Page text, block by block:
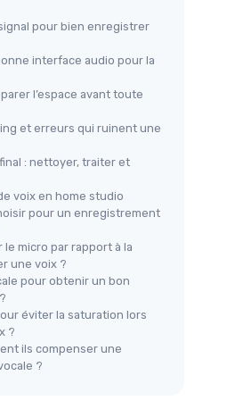
pour bien enregistrer
interface audio pour la
l’espace avant toute
et erreurs qui ruinent une
: nettoyer, traiter et
voix en home studio
pour un enregistrement
micro par rapport à la
une voix ?
pour obtenir un bon
éviter la saturation lors
?
ils compenser une
?